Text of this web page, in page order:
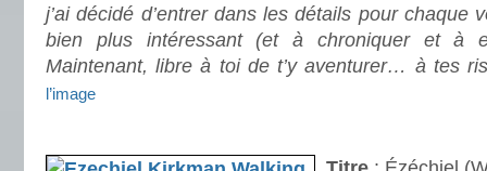
j’ai décidé d’entrer dans les détails pour chaque
bien plus intéressant (et à chroniquer et à
Maintenant, libre à toi de t’y aventurer… à tes
l’image